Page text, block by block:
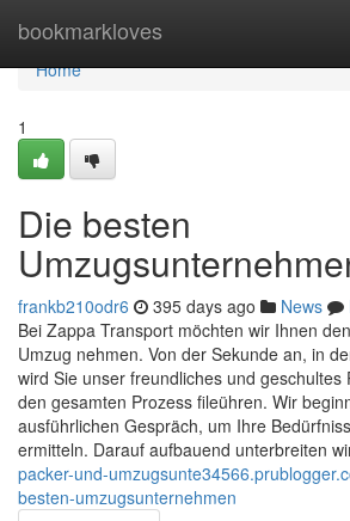
bookmarkloves
Home
Home
1
Die besten
frankb210odr6 395 days ago News
Bei Zappa Transport möchten wir Ihnen
Umzug nehmen. Von der Sekunde an, in
wird Sie unser freundliches und geschultes
den gesamten Prozess fileühren. Wir
ausführlichen Gespräch, um Ihre
ermitteln. Darauf aufbauend unterbreiten
packer-und-
besten-umzugsunternehmen